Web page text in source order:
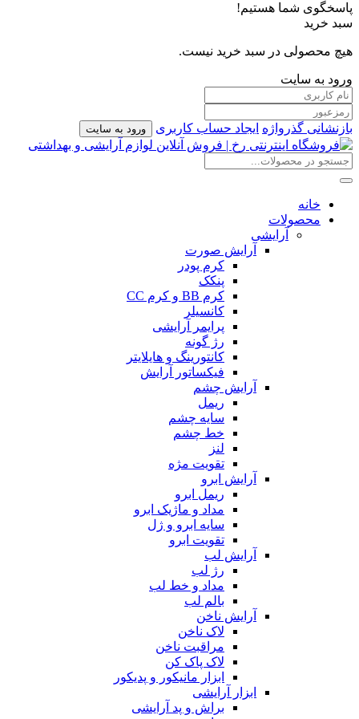
پاسخگوی شما هستیم!
سبد خرید
هیچ محصولی در سبد خرید نیست.
ورود به سایت
بازنشانی گذرواژه ایجاد حساب کاربری ورود به سایت
خانه
محصولات
آرایشی
آرایش صورت
کرم پودر
پنکک
کرم BB و کرم CC
کانسیلر
پرایمر آرایشی
رژ گونه
کانتورینگ و هایلایتر
فیکساتور آرایش
آرایش چشم
ریمل
سایه چشم
خط چشم
لنز
تقویت مژه
آرایش ابرو
ریمل ابرو
مداد و ماژیک ابرو
سایه ابرو و ژل
تقویت ابرو
آرایش لب
رژ لب
مداد و خط لب
بالم لب
آرایش ناخن
لاک ناخن
مراقبت ناخن
لاک پاک کن
ابزار مانیکور و پدیکور
ابزار آرایشی
براش و پد آرایشی